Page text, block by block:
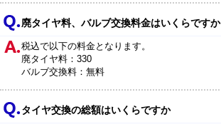
廃タイヤ料、バルブ交換料金はいくらですか
税込で以下の料金となります。
廃タイヤ料：330
バルブ交換料：無料
タイヤ交換の総額はいくらですか